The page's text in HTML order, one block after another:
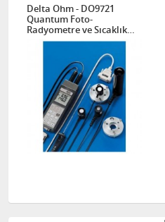
Delta Ohm - DO9721
Quantum Foto-
Radyometre ve Sıcaklık
Ölçüm ve Kayıt Cihazı